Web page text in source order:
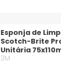
Esponja de
Scotch-Brite
Unitária
3M